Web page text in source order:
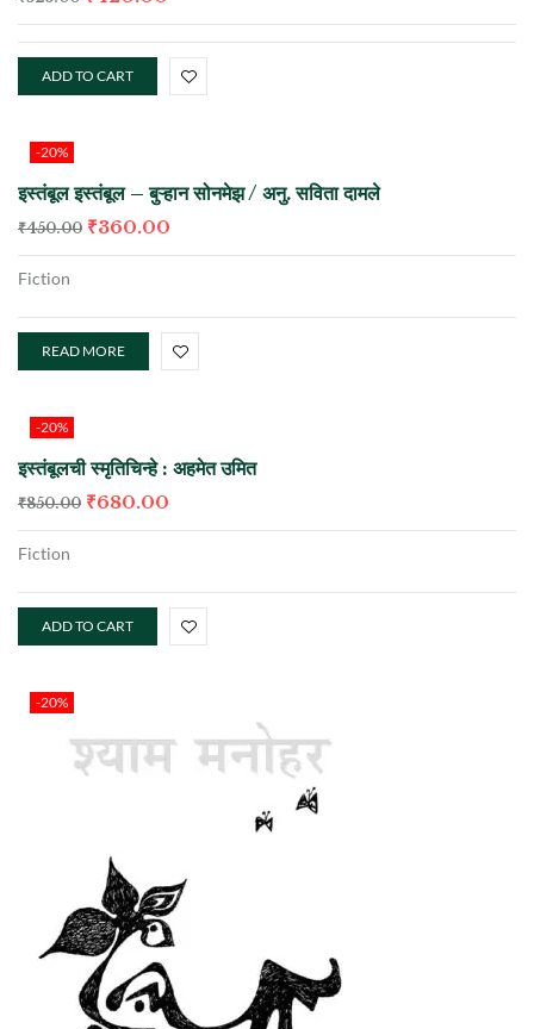
ADD TO CART
-20%
इस्तंबूल इस्तंबूल – बुऱ्हान सोनमेझ / अनु. सविता दामले
₹450.00 ₹360.00
Fiction
READ MORE
-20%
इस्तंबूलची स्मृतिचिन्हे : अहमेत उमित
₹850.00 ₹680.00
Fiction
ADD TO CART
-20%